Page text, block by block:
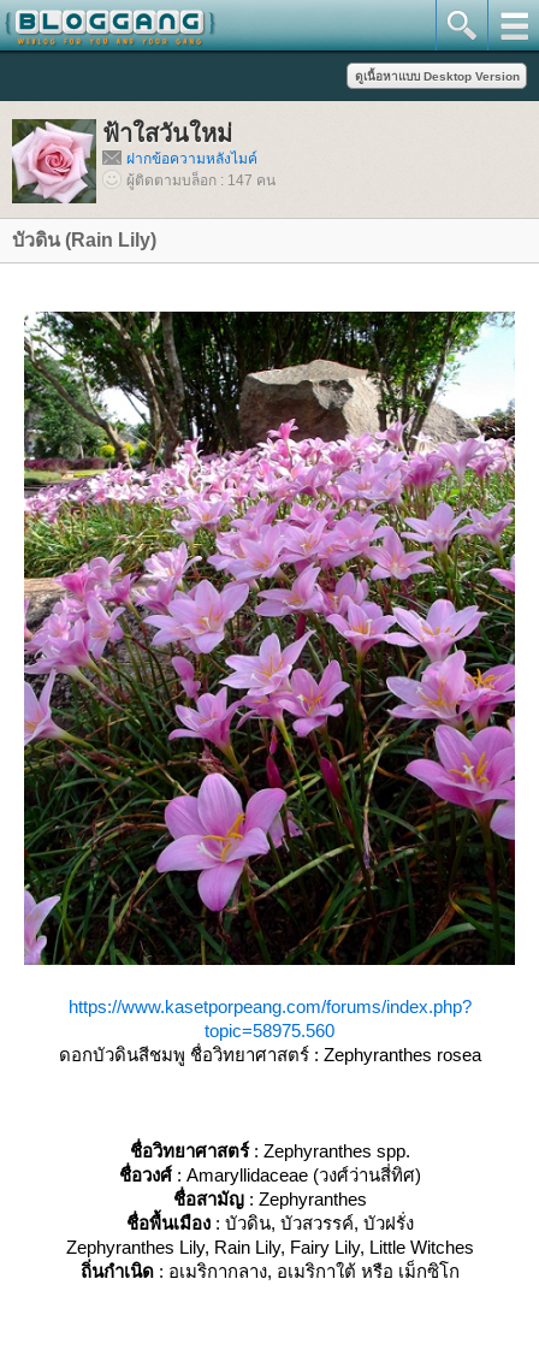
ฟ้าใสวันใหม่
ฝากข้อความหลังไมค์
ผู้ติดตามบล็อก : 147 คน
บัวดิน (Rain Lily)
https://www.kasetporpeang.com/forums/index.php?
topic=58975.560
ดอกบัวดินสีชมพู ชื่อวิทยาศาสตร์ : Zephyranthes rosea
ชื่อวิทยาศาสตร์ : Zephyranthes spp.
ชื่อวงศ์: Amaryllidaceae (วงศ์ว่านสี่ทิศ)
ชื่อสามัญ: Zephyranthes
ชื่อพื้นเมือง: บัวดิน, บัวสวรรค์, บัวฝรั่ง
Zephyranthes Lily, Rain Lily, Fairy Lily, Little Witches
ถิ่นกำเนิด: อเมริกากลาง, อเมริกาใต้ หรือ เม็กซิโก